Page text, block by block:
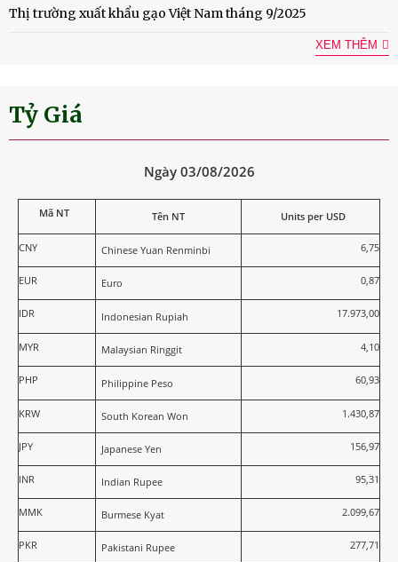
Thị trường xuất khẩu gạo Việt Nam tháng 9/2025
XEM THÊM
Tỷ Giá
Ngày 03/08/2026
Mã NT Tên NT Units per USD
CNY Chinese Yuan Renminbi 6,75
EUR Euro 0,87
IDR Indonesian Rupiah 17.973,00
MYR Malaysian Ringgit 4,10
PHP Philippine Peso 60,93
KRW South Korean Won 1.430,87
JPY Japanese Yen 156,97
INR Indian Rupee 95,31
MMK Burmese Kyat 2.099,67
PKR Pakistani Rupee 277,71